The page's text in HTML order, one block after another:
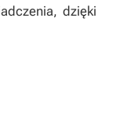
dzięki